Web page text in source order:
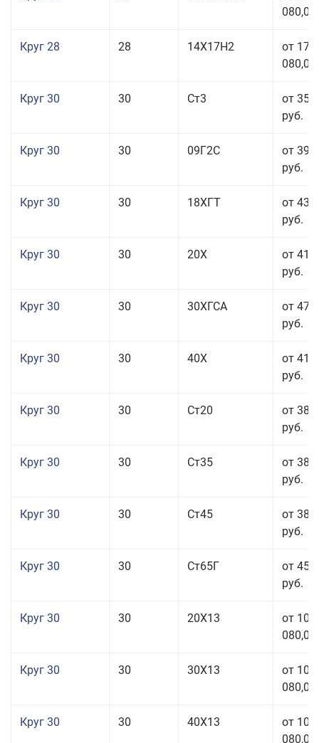
080,00
Круг 28 28 14Х17Н2
от 179
080,00
Круг 30 30 Ст3
от 35
руб.
Круг 30 30 09Г2С
от 39
руб.
Круг 30 30 18ХГТ
от 43
руб.
Круг 30 30 20Х
от 41
руб.
Круг 30 30 30ХГСА
от 47
руб.
Круг 30 30 40Х
от 41
руб.
Круг 30 30 Ст20
от 38
руб.
Круг 30 30 Ст35
от 38
руб.
Круг 30 30 Ст45
от 38
руб.
Круг 30 30 Ст65Г
от 45
руб.
Круг 30 30 20Х13
от 101
080,00
Круг 30 30 30Х13
от 101
080,00
Круг 30 30 40Х13
от 101
080,00